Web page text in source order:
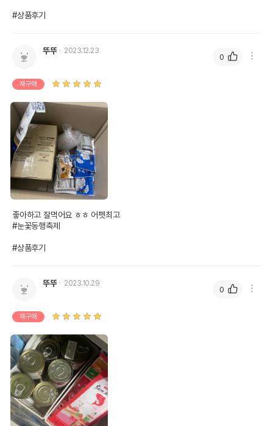
#상품후기
뚜뚜 2023.12.23
재구매
좋아하고 잘먹어요 ㅎㅎ 어펫최고
#눈꽃동행축제
#상품후기
0
뚜뚜 2023.10.29
재구매
0